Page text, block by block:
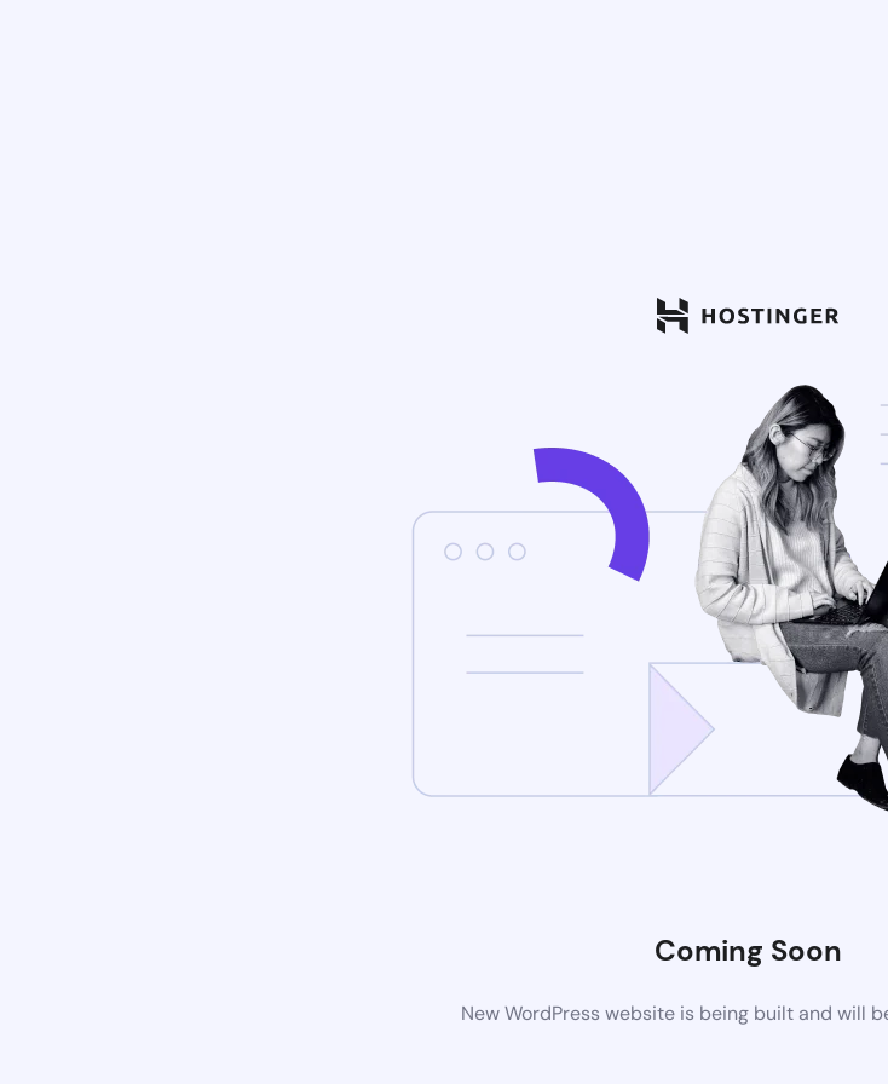
Coming Soon
New WordPress website is being built and will